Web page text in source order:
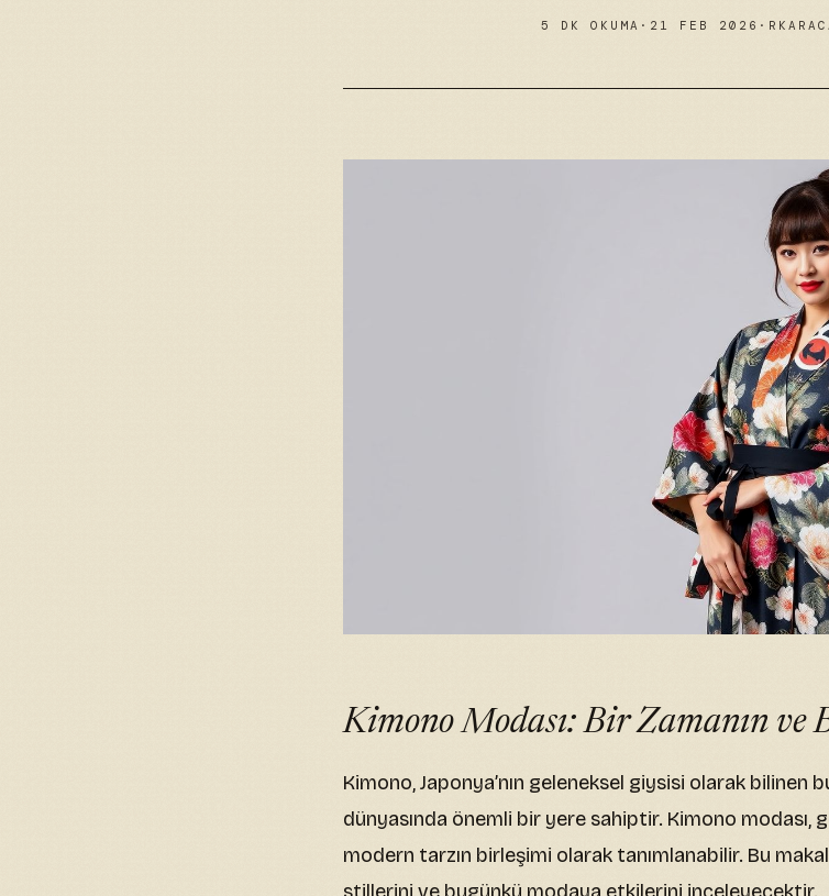
5 DK OKUMA · 21 FEB 2026 ·
Kimono Modası: Bir Zamanın ve
Kimono, Japonya’nın geleneksel giysisi olarak bilinen
dünyasında önemli bir yere sahiptir. Kimono modası,
modern tarzın birleşimi olarak tanımlanabilir. Bu